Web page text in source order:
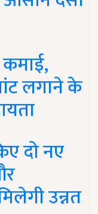
लगाने के
दो नए
उन्नत